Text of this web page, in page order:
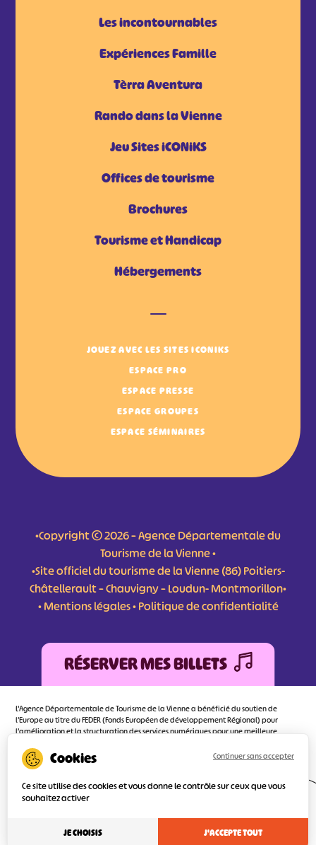
Les incontournables
Expériences Famille
Tèrra Aventura
Rando dans la Vienne
Jeu Sites iCONiKS
Offices de tourisme
Brochures
Tourisme et Handicap
Hébergements
JOUEZ AVEC LES SITES ICONIKS
ESPACE PRO
ESPACE PRESSE
ESPACE GROUPES
ESPACE SÉMINAIRES
•Copyright © 2026 – Agence Départementale du
Tourisme de la Vienne •
•Site officiel du tourisme de la Vienne (86) Poitiers-
Châtellerault – Chauvigny – Loudun- Montmorillon•
•Mentions légales•Politique de confidentialité
RÉSERVER MES BILLETS
L'Agence Départementale de Tourisme de la Vienne a bénéficié du soutien de
l’Europe au titre du FEDER (Fonds Européen de développement Régional) pour
l’amélioration et la structuration des services numériques pour une meilleure
d’orienter au mieux le visiteur.
Ce site utilise des cookies et vous donne le contrôle sur ceux que vous
souhaitez activer
J'ACCEPTE TOUT
Continuer sans accepter
JE CHOISIS